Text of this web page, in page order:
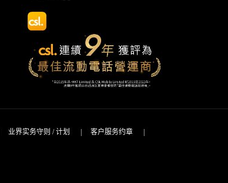
业界实务守则 / 计划 | 客户服务约章|